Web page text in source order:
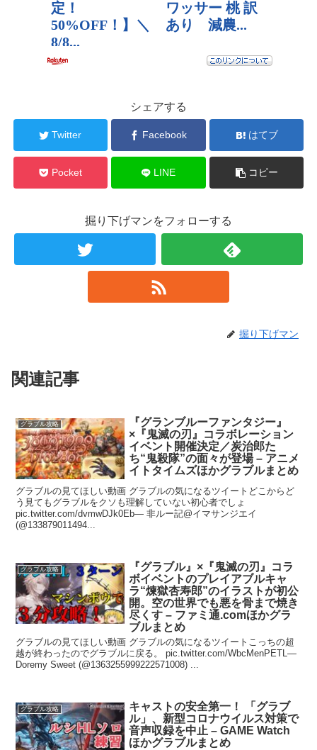
シェアする
Twitter Facebook はてブ
Pocket LINE コピー
掘り下げマンをフォローする
掘り下げマン
関連記事
グラブル攻略
『グランブルーファンタジー』
×『鬼滅の刃』コラボレーション
イベント開催決定／炭治郎た
ち“鬼殺隊”の面々が登場 – アニメ
イトタイムズほかグラブルまとめ
グラブルの見てほしい動画 グラブルの気になるツイートどこからど
う見てもグラブルをクソも理解していない初心者でしょ
pic.twitter.com/dvmwDJk0Eb— 非ルー記@イマサンジエイ
(@133879011494...
グラブル攻略
『グラブル』×『鬼滅の刃』コラ
ボイベントのプレイアブルキャ
ラ“煉獄杏寿郎”のイラストが初公
開。空の世界でも悪を骨まで焼き
尽くす – ファミ通.comほかグラ
ブルまとめ
グラブルの見てほしい動画 グラブルの気になるツイートこっちの超
越が終わったのでグラブルに戻る。 pic.twitter.com/WbcMenPETL—
Doremy Sweet (@1363255999222571008) ...
グラブル攻略
キャストの安全第一！ 「グラブ
ル」、新型コロナウイルス対策で
音声収録を中止 – GAME Watch
ほかグラブルまとめ